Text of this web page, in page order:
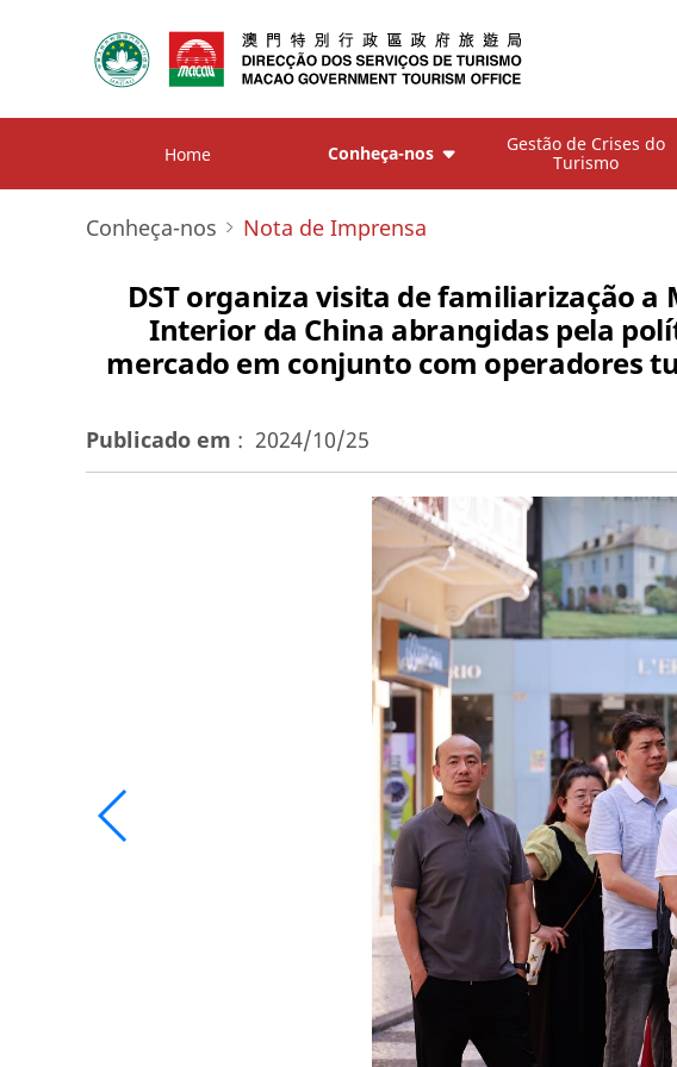
Home Conheça-nos
Gestão de Crises do
Turismo
Conheça-nos Nota de Imprensa
DST organiza visita de familiarização
Interior da China abrangidas pela
mercado em conjunto com operadores
Publicado em : 2024/10/25